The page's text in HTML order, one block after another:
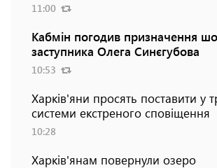
11:00
Кабмін погодив призначення
заступника Олега Синєгубова
10:53
Харків'яни просять поставити у
системи екстреного сповіщення
10:28
Харків'янам повернули озеро